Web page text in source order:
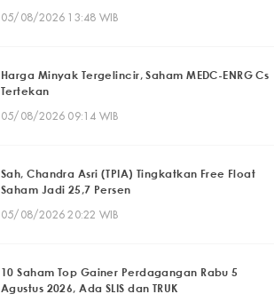
05/08/2026 13:48 WIB
Harga Minyak Tergelincir, Saham MEDC-ENRG Cs
Tertekan
05/08/2026 09:14 WIB
Sah, Chandra Asri (TPIA) Tingkatkan Free Float
Saham Jadi 25,7 Persen
05/08/2026 20:22 WIB
10 Saham Top Gainer Perdagangan Rabu 5
Agustus 2026, Ada SLIS dan TRUK